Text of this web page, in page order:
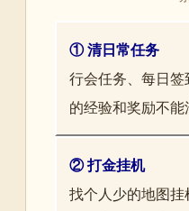
① 清日常任务
行会任务、每日
的经验和奖励不能
② 打金挂机
找个人少的地图